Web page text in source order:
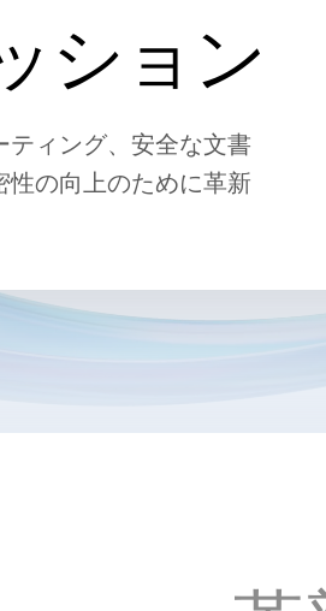
ション
ティング、安全な文書
の向上のために革新